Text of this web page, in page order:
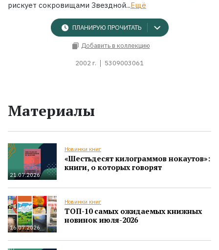
рискует сокровищами Звездной...Ещё
ПЛАНИРУЮ ПРОЧИТАТЬ
Добавить в коллекцию
2002 г. 5309003061
Материалы
21.07.2026
Новинки книг
«Шестьдесят килограммов нокаутов»:
книги, о которых говорят
16.07.2026
Новинки книг
ТОП-10 самых ожидаемых книжных
новинок июля-2026